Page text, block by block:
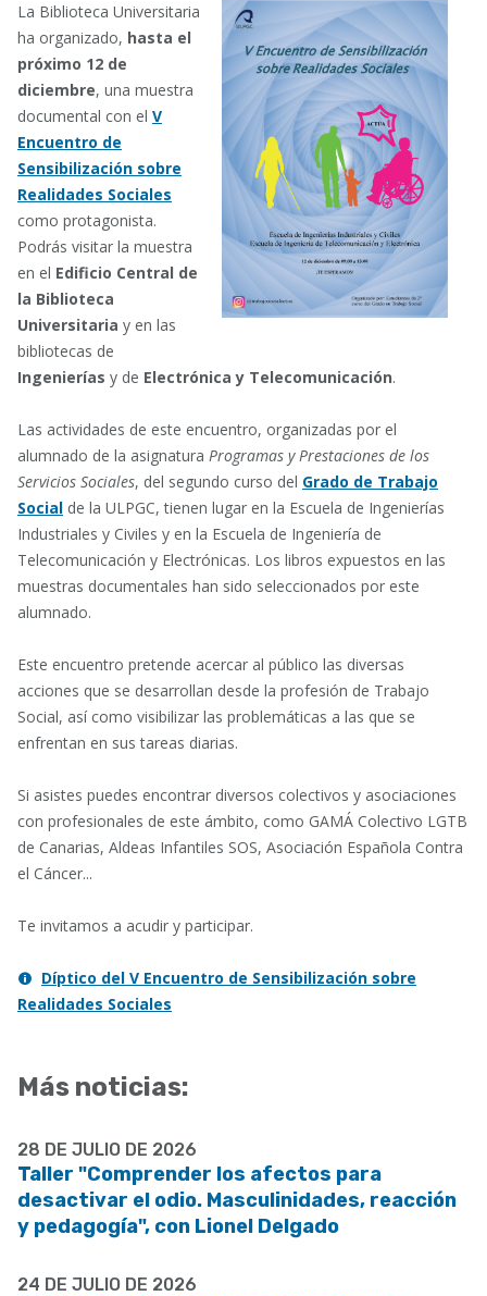
La Biblioteca Universitaria
ha organizado, hasta el
próximo 12 de
diciembre, una muestra
documental con el V
Encuentro de
Sensibilización sobre
Realidades Sociales
como protagonista.
Podrás visitar la muestra
en el Edificio Central de
la Biblioteca
Universitaria y en las
bibliotecas de
Ingenierías y de Electrónica y Telecomunicación.
Las actividades de este encuentro, organizadas por el
alumnado de la asignatura Programas y Prestaciones de los
Servicios Sociales, del segundo curso del Grado de Trabajo
Social de la ULPGC, tienen lugar en la Escuela de Ingenierías
Industriales y Civiles y en la Escuela de Ingeniería de
Telecomunicación y Electrónicas. Los libros expuestos en las
muestras documentales han sido seleccionados por este
alumnado.
Este encuentro pretende acercar al público las diversas
acciones que se desarrollan desde la profesión de Trabajo
Social, así como visibilizar las problemáticas a las que se
enfrentan en sus tareas diarias.
Si asistes puedes encontrar diversos colectivos y asociaciones
con profesionales de este ámbito, como GAMÁ Colectivo LGTB
de Canarias, Aldeas Infantiles SOS, Asociación Española Contra
el Cáncer...
Te invitamos a acudir y participar.
Díptico del V Encuentro de Sensibilización sobre
Realidades Sociales
Más noticias:
28 DE JULIO DE 2026
Taller "Comprender los afectos para
desactivar el odio. Masculinidades, reacción
y pedagogía", con Lionel Delgado
24 DE JULIO DE 2026